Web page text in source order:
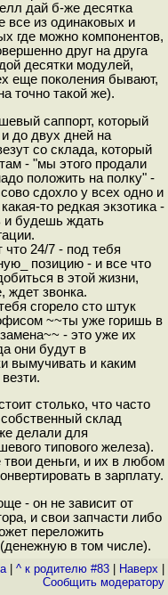
дай б-же десятка
все из одинаковых и
где можно компонентов,
друг на друга
десятки модулей,
еще поколения бывают,
точно такой же).
саппорт, который
до двух дней на
со склада, который
- "мы этого продали
положить на полку" -
сдохло у всех одно и
то редкая экзотика -
и будешь ждать
24/7 - под тебя
позицию - и все что
в этой жизни,
ждет звонка.
сгорело сто штук
~~ты уже горишь в
- это уже их
они будут в
вымучивать и каким
столько, что часто
склад
делали для
типового железа).
твои деньги, и их в любом
в зарплату.
- он не зависит от
и свои запчасти либо
переложить
(денежную в том числе).
| ^ к родителю #83 Наверх
Cообщить модератору